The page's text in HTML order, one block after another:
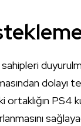
ortaklığın PS4